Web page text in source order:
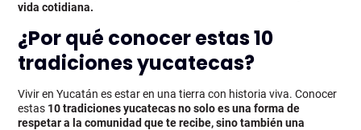
vida cotidiana.
¿Por qué conocer estas 10
tradiciones yucatecas?
Vivir en Yucatán es estar en una tierra con historia viva. Conocer
estas 10 tradiciones yucatecasno solo es una forma de
respetar a la comunidad que te recibe, sino también una